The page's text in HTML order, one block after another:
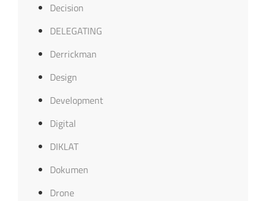
Decision
DELEGATING
Derrickman
Design
Development
Digital
DIKLAT
Dokumen
Drone